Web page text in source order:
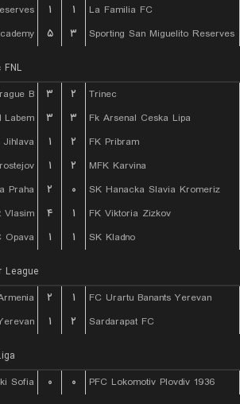
۱ ۱
La Familia FC
۵ ۳ Sporting San Miguelito Reserves
FNL
B
۳ ۲
Trinec
Labem
۳ ۳
Fk Arsenal Ceska Lipa
۱ ۲
FK Pribram
۱ ۲
MFK Karvina
Praha
۲ ۰
SK Hanacka Slavia Kromeriz
Vlasim
۴ ۱
FK Viktoria Zizkov
Opava
۱ ۱ SK Kladno
League
۲ ۱
FC Urartu Banants Yerevan
۱ ۲ Sardarapat FC
Sofia
۰ ۰ PFC Lokomotiv Plovdiv 1936